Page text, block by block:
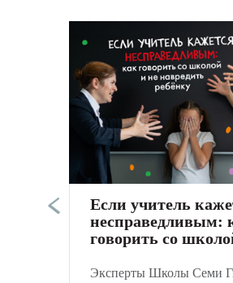
Если учитель
несправедливым:
говорить со
Эксперты Школы Семи